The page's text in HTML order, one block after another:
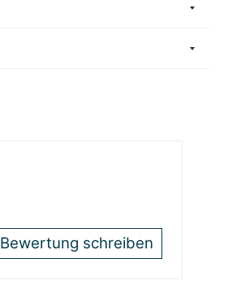
Bewertung schreiben